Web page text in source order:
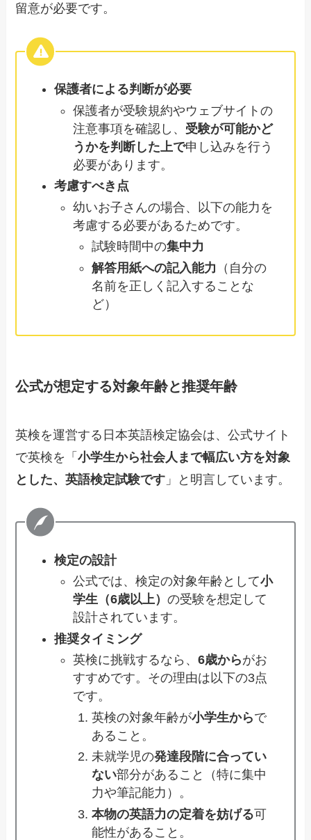
留意が必要です。
保護者による判断が必要
保護者が受験規約やウェブサイトの
注意事項を確認し、 受験が可能かど
うかを判断した上で申し込みを行う
必要があります。
考慮すべき点
幼いお子さんの場合、以下の能力を
考慮する必要があるためです。
試験時間中の集中力
解答用紙への記入能力 （自分の
名前を正しく記入することな
ど）
公式が想定する対象年齢と推奨年齢
英検を運営する日本英語検定協会は、公式サイト
で英検を「小学生から社会人まで幅広い方を対象
とした、英語検定試験です 」と明言しています。
検定の設計
公式では、検定の対象年齢として小
学生（6歳以上）の受験を想定して
設計されています。
推奨タイミング
英検に挑戦するなら、6歳からがお
すすめです。その理由は以下の3点
です。
英検の対象年齢が小学生からで
あること。
未就学児の発達段階に合ってい
ない部分があること（特に集中
力や筆記能力）。
本物の英語力の定着を妨げる可
能性があること。